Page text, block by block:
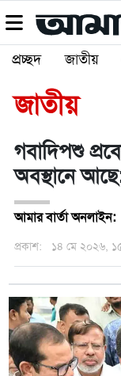
প্রচ্ছদ জাতীয়
জাতীয়
গবাদিপশু
অবস্থানে আছে:
আমার বার্তা অনলাইন:
প্রকাশ: ১৪ মে ২০২৬,